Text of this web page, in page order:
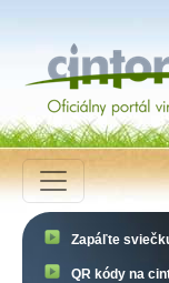
Zapáľte
QR kódy na